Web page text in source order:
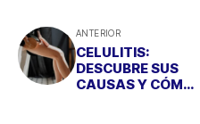
ANTERIOR
CELULITIS:
DESCUBRE SUS
CAUSAS Y CÓMO